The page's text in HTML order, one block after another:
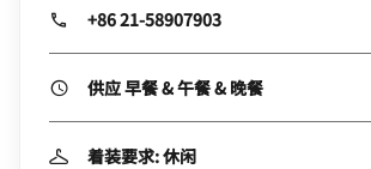
+86 21-58907903
供应 早餐 & 午餐 & 晚餐
着装要求: 休闲